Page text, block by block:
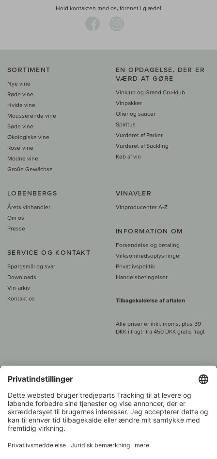
Hold kontakten med os, forenet i glæde!
SORTIMENT
Nye vine
Røde vine
Hvide vine
Mousserende vine
Søde vine
Økologiske vine
Rosé-vine
Modne vine
Große Gewächse
EN OPDAGELSE, DER ER
VÆRD AT GØRE
Vinklub og Grand Cru-klub
Vinpakker
Olier og saucer
Spiritus
Vurderet af Parker
Vurderet af Suckling
Køb af vin
LOBENBERGS
Årets vinhandler
Om os
Presse
SERVICE OG KONTAKT
Spørgsmål og svar
Downloads
Vin-arkiv
Kontakt os
VINAVLER
Vinproducenter A-Z
INFORMATION OM
Forsendelse og betaling
Virksomhedsoplysninger
Privatlivspolitik
Handelsbetingelser
Tilbagekaldelse af aftalen
Alle priser er inkl. moms, plus 39
DKK i fragt- fra 450 DKK gratis fragt
Kundeservice:
+49 421 696 797-0
1.000 vinavlere –
Over 7.000 vine
Vinhandler